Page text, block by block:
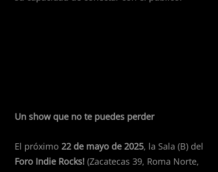
Un show que no te puedes perder
El próximo 22 de mayo de 2025, la Sala (B) del
Foro Indie Rocks! (Zacatecas 39, Roma Norte,